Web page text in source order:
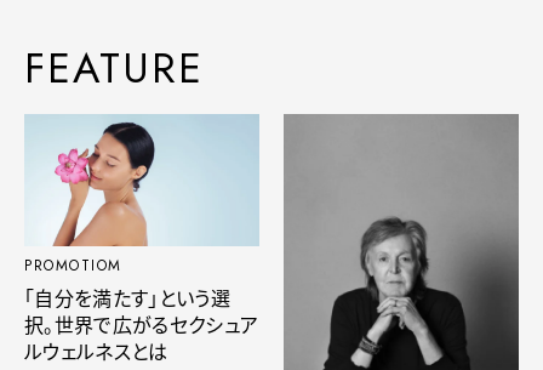
FEATURE
PROMOTIOM
「自分を満たす」という選
択。世界で広がるセクシュア
ルウェルネスとは